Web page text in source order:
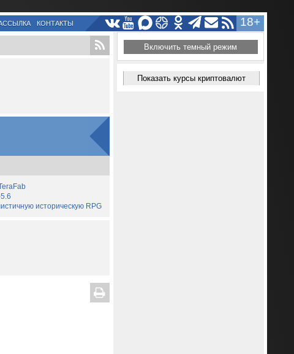
18+
КОНТАКТЫ
историческую RPG
Включить темный режим
Показать курсы криптовалют